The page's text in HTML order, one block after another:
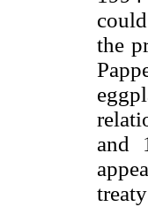
the
and